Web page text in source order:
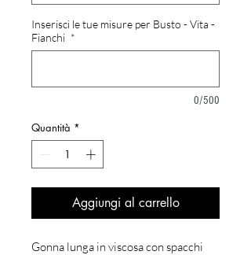
Inserisci le tue misure per Busto - Vita -
Fianchi *
0/500
Quantità *
Aggiungi al carrello
Gonna lunga in viscosa con spacchi